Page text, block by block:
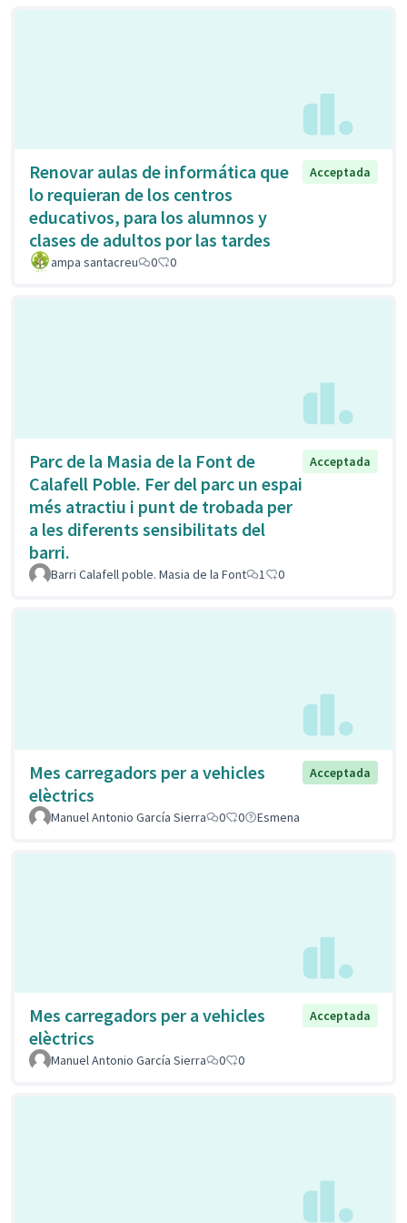
Renovar aulas de informática que
lo requieran de los centros
educativos, para los alumnos y
clases de adultos por las tardes
Acceptada
ampa santacreu 0 0
Parc de la Masia de la Font de
Calafell Poble. Fer del parc un espai
més atractiu i punt de trobada per
a les diferents sensibilitats del
barri.
Acceptada
Barri Calafell poble. Masia de la Font 1 0
Mes carregadors per a vehicles
elèctrics
Acceptada
Manuel Antonio García Sierra 0 0 Esmena
Mes carregadors per a vehicles
elèctrics
Acceptada
Manuel Antonio García Sierra 0 0